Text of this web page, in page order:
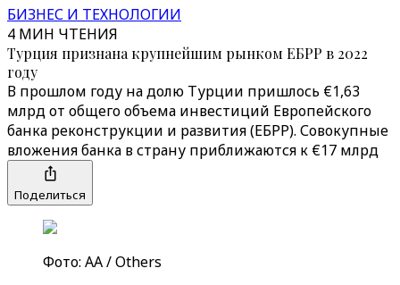
БИЗНЕС И ТЕХНОЛОГИИ
4 МИН ЧТЕНИЯ
Турция признана крупнейшим рынком ЕБРР в 2022
году
В прошлом году на долю Турции пришлось €1,63
млрд от общего объема инвестиций Европейского
банка реконструкции и развития (ЕБРР). Совокупные
вложения банка в страну приближаются к €17 млрд
Поделиться
Фото: АА / Others